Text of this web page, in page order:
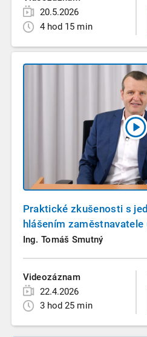
20.5.2026
4 hod 15 min
Praktické zkušenosti s
hlášením zaměstnavatele
Ing. Tomáš Smutný
Videozáznam
22.4.2026
3 hod 25 min